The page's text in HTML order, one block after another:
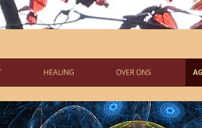
HEALING
HET LABYRINT
OVER ONS
AVG